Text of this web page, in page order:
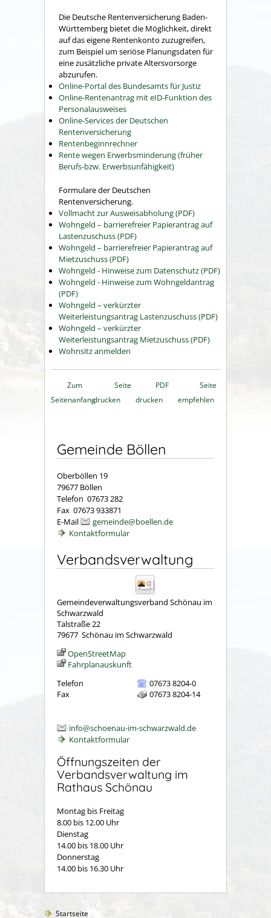
Die Deutsche Rentenversicherung Baden-
Württemberg bietet die Möglichkeit, direkt
auf das eigene Rentenkonto zuzugreifen,
zum Beispiel um seriöse Planungsdaten für
eine zusätzliche private Altersvorsorge
abzurufen.
Online-Portal des Bundesamts für Justiz
Online-Rentenantrag mit eID-Funktion des
Personalausweises
Online-Services der Deutschen
Rentenversicherung
Rentenbeginnrechner
Rente wegen Erwerbsminderung (früher
Berufs-bzw. Erwerbsunfähigkeit)
Formulare der Deutschen
Rentenversicherung.
Vollmacht zur Ausweisabholung (PDF)
Wohngeld – barrierefreier Papierantrag auf
Lastenzuschuss (PDF)
Wohngeld – barrierefreier Papierantrag auf
Mietzuschuss (PDF)
Wohngeld - Hinweise zum Datenschutz (PDF)
Wohngeld - Hinweise zum Wohngeldantrag
(PDF)
Wohngeld – verkürzter
Weiterleistungsantrag Lastenzuschuss (PDF)
Wohngeld – verkürzter
Weiterleistungsantrag Mietzuschuss (PDF)
Wohnsitz anmelden
Zum
Seitenanfang
Seite
drucken
PDF
drucken
Seite
empfehlen
Gemeinde Böllen
Oberböllen 19
79677 Böllen
Telefon 07673 282
Fax 07673 933871
E-Mail
gemeinde@boellen.de
Kontaktformular
Verbandsverwaltung
Gemeindeverwaltungsverband Schönau im
Schwarzwald
Talstraße 22
79677 Schönau im Schwarzwald
OpenStreetMap
Fahrplanauskunft
Telefon
07673 8204-0
Fax
07673 8204-14
info@schoenau-im-schwarzwald.de
Kontaktformular
Öffnungszeiten der
Verbandsverwaltung im
Rathaus Schönau
Montag bis Freitag
8.00 bis 12.00 Uhr
Dienstag
14.00 bis 18.00 Uhr
Donnerstag
14.00 bis 16.30 Uhr
Startseite